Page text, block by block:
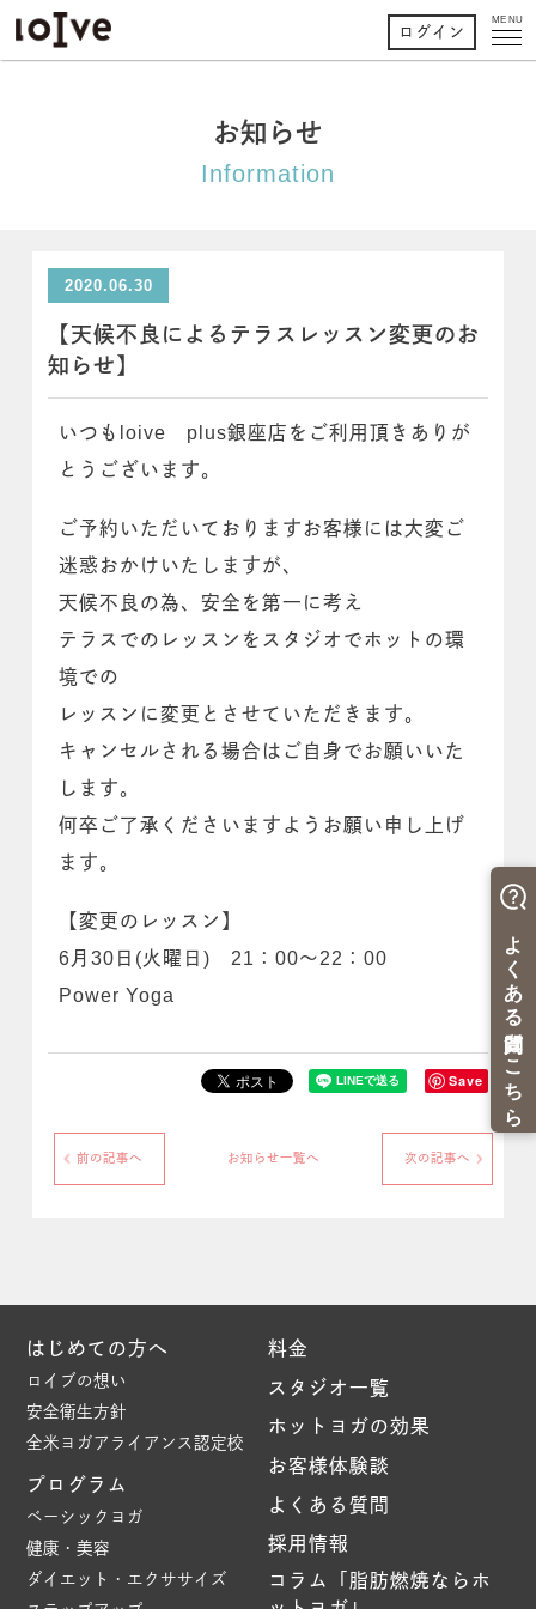
MENU
ログイン
お知らせ
Information
2020.06.30
【天候不良によるテラスレッスン変更のお
知らせ】
いつもloive plus銀座店をご利用頂きありが
とうございます。
ご予約いただいておりますお客様には大変ご
迷惑おかけいたしますが、
天候不良の為、安全を第一に考え
テラスでのレッスンをスタジオでホットの環
境での
レッスンに変更とさせていただきます。
キャンセルされる場合はご自身でお願いいた
します。
何卒ご了承くださいますようお願い申し上げ
ます。
【変更のレッスン】
6月30日(火曜日) 21：00～22：00
Power Yoga
Save
前の記事へ お知らせ一覧へ 次の記事へ
はじめての方へ
ロイブの想い
安全衛生方針
全米ヨガアライアンス認定校
プログラム
ベーシックヨガ
健康・美容
ダイエット・エクササイズ
料金
スタジオ一覧
ホットヨガの効果
お客様体験談
よくある質問
採用情報
コラム「脂肪燃焼ならホ